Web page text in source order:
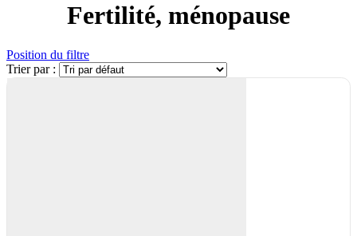
Fertilité, ménopause
Position du filtre
Trier par :